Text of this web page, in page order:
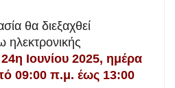
θα διεξαχθεί
ηλεκτρονικής
Ιουνίου 2025, ημέρα
09:00 π.μ. έως 13:00